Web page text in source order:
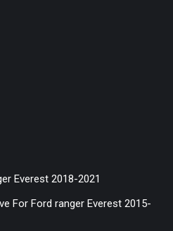
Everest 2018-2021
For Ford ranger Everest 2015-